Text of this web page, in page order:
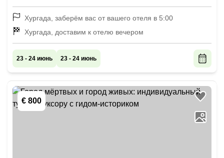
Хургада, заберём вас от вашего отеля в 5:00
Хургада, доставим к отелю вечером
23 - 24 июнь 23 - 24 июнь
€ 800